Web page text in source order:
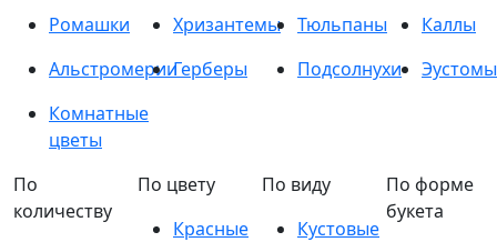
Ромашки
Хризантемы Тюльпаны
Каллы
АльстромерииГерберы Подсолнухи
Эустомы
Комнатные
цветы
По
количеству
По цвету
Красные
По виду
Кустовые
По форме
букета